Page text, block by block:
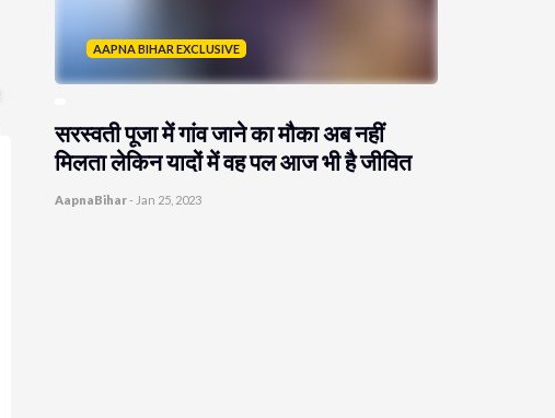
AAPNA BIHAR EXCLUSIVE
सरस्वती पूजा में गांव जाने का मौका अब नहीं
मिलता लेकिन यादों में वह पल आज भी है जीवित
AapnaBihar- Jan 25, 2023